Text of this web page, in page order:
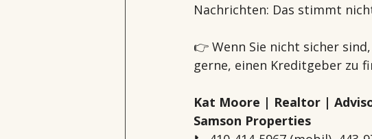
Nachrichten: Das stimmt
👉 Wenn Sie nicht sicher
gerne, einen Kreditgeber zu
Kat Moore | Realtor |
Samson Properties